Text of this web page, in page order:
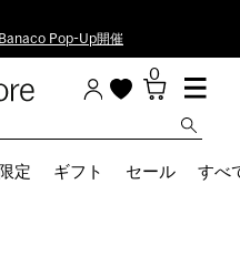
Pop-Up開催
0
定 ギフト セール すべ